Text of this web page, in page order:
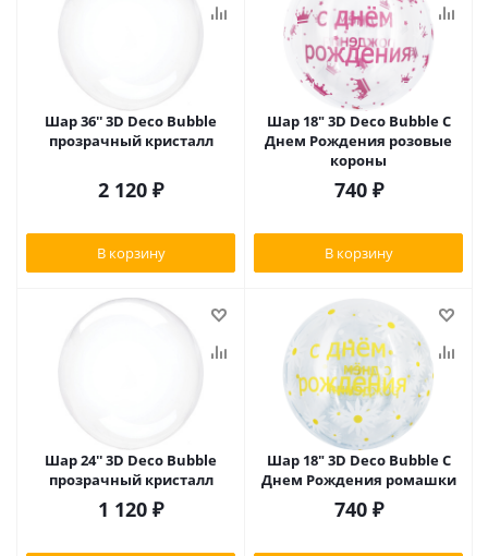
Шар 36'' 3D Deco Bubble
прозрачный кристалл
2 120 ₽
В корзину
Шар 18" 3D Deco Bubble С
Днем Рождения розовые
короны
740₽
В корзину
Шар 24'' 3D Deco Bubble
прозрачный кристалл
1 120 ₽
Шар 18" 3D Deco Bubble С
Днем Рождения ромашки
740₽